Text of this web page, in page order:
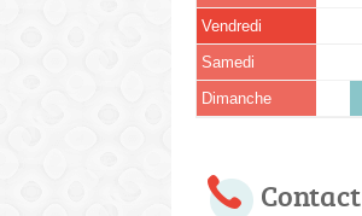
Vendredi
Samedi
Dimanche
Contact